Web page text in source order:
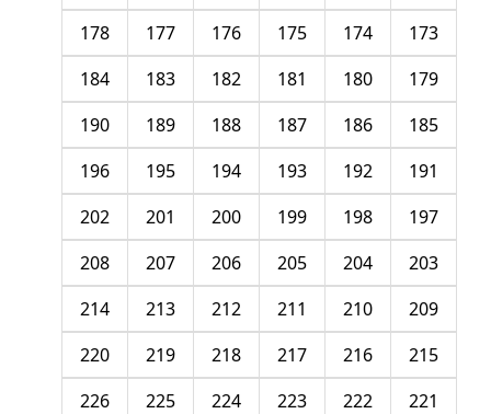
173
174
175
176
177
178
179
180
181
182
183
184
185
186
187
188
189
190
191
192
193
194
195
196
197
198
199
200
201
202
203
204
205
206
207
208
209
210
211
212
213
214
215
216
217
218
219
220
221
222
223
224
225
226